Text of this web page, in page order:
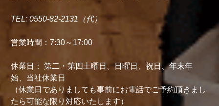
TEL:0550-82-2131（代）
営業時間：7:30～17:00
休業日： 第二・第四土曜日、日曜日、祝日、年末年
始、当社休業日
（休業日でありましても事前にお電話でご予約頂きまし
たら可能な限り対応いたします）